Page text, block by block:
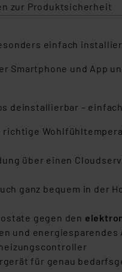
zur Produktsicherheit
einfach
und App
deinstallierbar –
über einen
ganz bequem in der
gegen den
und
für genau